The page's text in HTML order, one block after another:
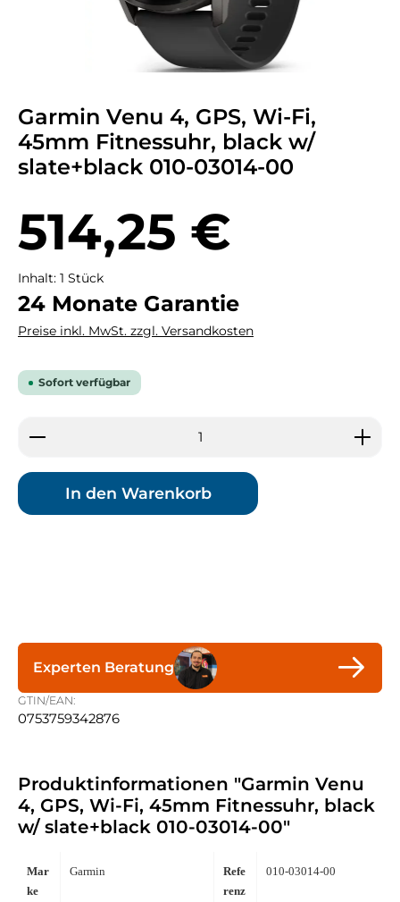
Garmin Venu 4, GPS, Wi-Fi,
45mm Fitnessuhr, black w/
slate+black 010-03014-00
514,25 €
Inhalt: 1 Stück
24 Monate Garantie
Preise inkl. MwSt. zzgl. Versandkosten
Sofort verfügbar
Produkt Anzahl: Gib den gewünschten Wert
In den Warenkorb
Experten Beratung
GTIN/EAN:
0753759342876
Produktinformationen "Garmin Venu
4, GPS, Wi-Fi, 45mm Fitnessuhr, black
w/ slate+black 010-03014-00"
Mar
ke
Garmin
Refe
renz
010-03014-00